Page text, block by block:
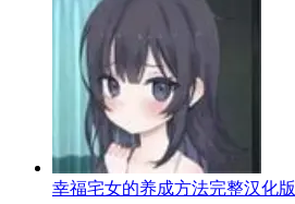
幸福宅女的养成方法完整汉化版